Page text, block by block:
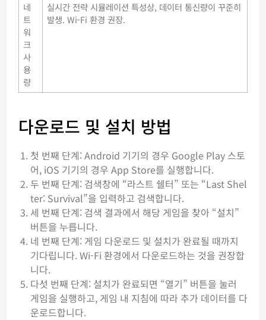
네
트
워
크
사
용
량
실시간 전략 시뮬레이션 특성상, 데이터 통신량이 꾸준히
발생. Wi-Fi 환경 권장.
다운로드 및 설치 방법
첫 번째 단계: Android 기기의 경우 Google Play 스토
어, iOS 기기의 경우 App Store를 실행합니다.
두 번째 단계: 검색창에 “라스트 쉘터” 또는 “Last Shel
ter: Survival”을 입력하고 검색합니다.
세 번째 단계: 검색 결과에서 해당 게임을 찾아 “설치”
버튼을 누릅니다.
네 번째 단계: 게임 다운로드 및 설치가 완료될 때까지
기다립니다. Wi-Fi 환경에서 다운로드하는 것을 권장합
니다.
다섯 번째 단계: 설치가 완료되면 “열기” 버튼을 눌러
게임을 실행하고, 게임 내 지침에 따라 추가 데이터를 다
운로드합니다.